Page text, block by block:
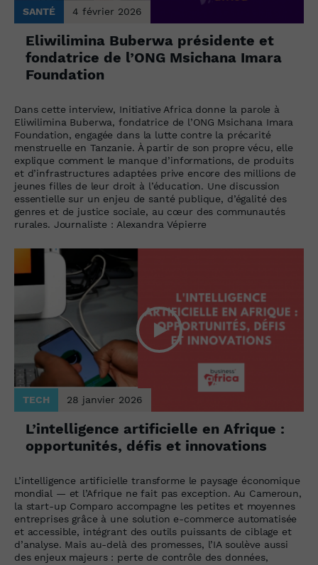
SANTÉ 4 février 2026
Eliwilimina Buberwa présidente et
fondatrice de l’ONG Msichana Imara
Foundation
Dans cette interview, Initiative Africa donne la parole à
Eliwilimina Buberwa, fondatrice de l’ONG Msichana Imara
Foundation, engagée dans la lutte contre la précarité
menstruelle en Tanzanie. À partir de son propre vécu, elle
explique comment le manque d’informations, de produits
et d’infrastructures adaptées prive encore des millions de
jeunes filles de leur droit à l’éducation. Une discussion
essentielle sur un enjeu de santé publique, d’égalité des
genres et de justice sociale, au cœur des communautés
rurales. Journaliste : Alexandra Vépierre
TECH 28 janvier 2026
L’intelligence artificielle en Afrique :
opportunités, défis et innovations
L’intelligence artificielle transforme le paysage économique
mondial — et l’Afrique ne fait pas exception. Au Cameroun,
la start-up Comparo accompagne les petites et moyennes
entreprises grâce à une solution e-commerce automatisée
et accessible, intégrant des outils puissants de ciblage et
d’analyse. Mais au-delà des promesses, l’IA soulève aussi
des enjeux majeurs : perte de contrôle des données,